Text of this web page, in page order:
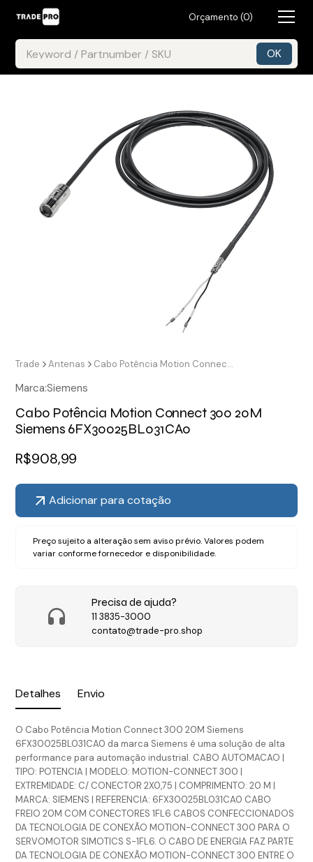
Orçamento (0)
Detalhes Envio
O Cabo Potência Motion Connect 300 20M Siemens
6FX30025BL031CA0 da marca Siemens é uma solução de alta
performance para automação industrial. CABO AUTOMACAO |
TIPO: POTENCIA | MODELO: MOTION-CONNECT 300 |
EXTREMIDADE: C/ CONECTOR 2X0,75 | COMPRIMENTO: 20 M |
MARCA: SIEMENS | REFERENCIA: 6FX30025BL031CA0 CABO
FREIO 20M COM CONECTORES 1FL6 CABOS CONFECCIONADOS
DA TECNOLOGIA DE CONEXÃO MOTION-CONNECT 300 PARA O
SERVOMOTOR SIMOTICS S-1FL6. O CABO DE ENERGIA FAZ PARTE
DA TECNOLOGIA DE CONEXÃO MOTION-CONNECT 300 ENTRE O
Trade Antenas Cabo Potência Motion Connect 300 20M Siemens 6FX30025BL031CA0
Marca:Siemens
Cabo Potência Motion Connect 300 20M
Siemens 6FX30025BL031CA0
R$908,99
Adicionar para cotação
Preço sujeito a alteração sem aviso prévio. Valores podem
variar conforme fornecedor e disponibilidade.
Precisa de ajuda?
11 3835-3000
contato@trade-pro.shop